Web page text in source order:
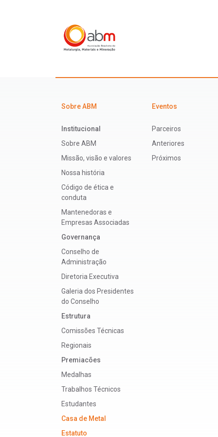
Sobre ABM
Institucional
Sobre ABM
Missão, visão e valores
Nossa história
Código de ética e
conduta
Mantenedoras e
Empresas Associadas
Governança
Conselho de
Administração
Diretoria Executiva
Galeria dos Presidentes
do Conselho
Estrutura
Comissões Técnicas
Regionais
Premiacões
Medalhas
Trabalhos Técnicos
Estudantes
Casa de Metal
Estatuto
Eventos
Parceiros
Anteriores
Próximos